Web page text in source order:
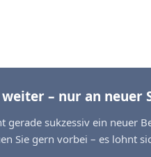
weiter – nur an neuer
gerade sukzessiv ein neuer
Sie gern vorbei – es lohnt